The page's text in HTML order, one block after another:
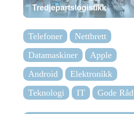
Tredjepartslogistikk
Telefoner
Nettbrett
Datamaskiner
Apple
Android
Elektronikk
Teknologi
IT Gode Råd